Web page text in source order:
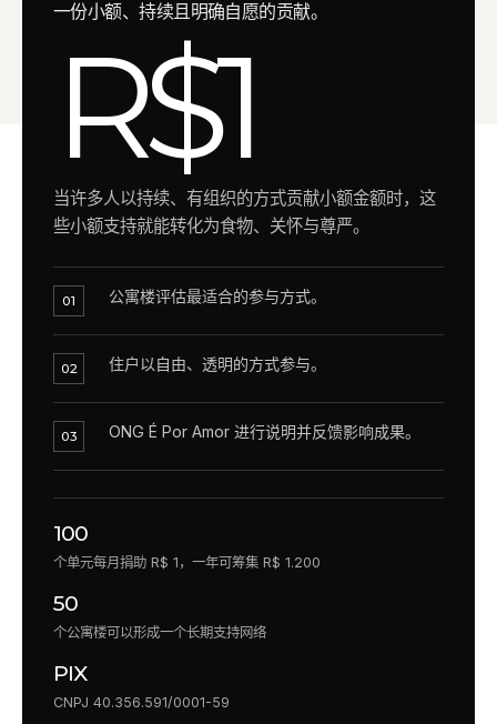
一份小额、持续且明确自愿的贡献。
R$1
当许多人以持续、有组织的方式贡献小额金额时，这
些小额支持就能转化为食物、关怀与尊严。
01 公寓楼评估最适合的参与方式。
02 住户以自由、透明的方式参与。
03 ONG É Por Amor 进行说明并反馈影响成果。
100
个单元每月捐助 R$ 1，一年可筹集 R$ 1.200
50
个公寓楼可以形成一个长期支持网络
PIX
CNPJ 40.356.591/0001-59